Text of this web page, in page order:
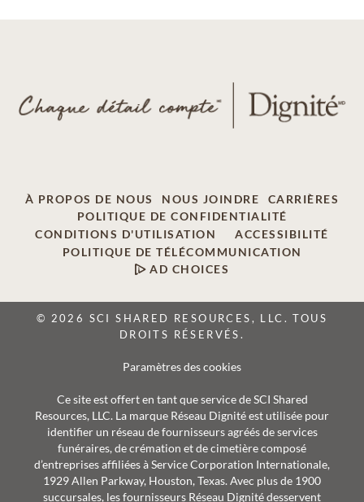
À PROPOS DE NOUS NOUS JOINDRE
CARRIÈRES
POLITIQUE DE CONFIDENTIALITÉ
CONDITIONS D'UTILISATION
ACCESSIBILITÉ
POLITIQUE DE TÉLÉCOMMUNICATION
AD CHOICES
© 2026 SCI SHARED RESOURCES, LLC. TOUS
DROITS RÉSERVÉS.
Paramètres des cookies
Ce site est offert en tant que service de SCI Shared
Resources, LLC. La marque Réseau Dignité est utilisée pour
identifier un réseau de fournisseurs agréés de services
funéraires, de crémation et de cimetière composé
d’entreprises affiliées à Service Corporation Internationale,
1929 Allen Parkway, Houston, Texas. Avec plus de 1900
succursales, les fournisseurs Réseau Dignité desservent